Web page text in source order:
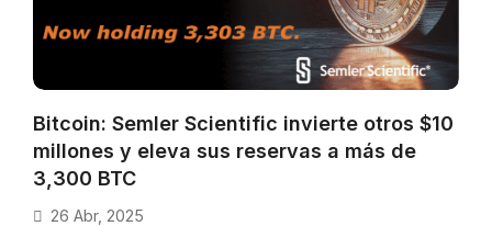
Bitcoin: Semler Scientific invierte otros $10
millones y eleva sus reservas a más de
3,300 BTC
26 Abr, 2025